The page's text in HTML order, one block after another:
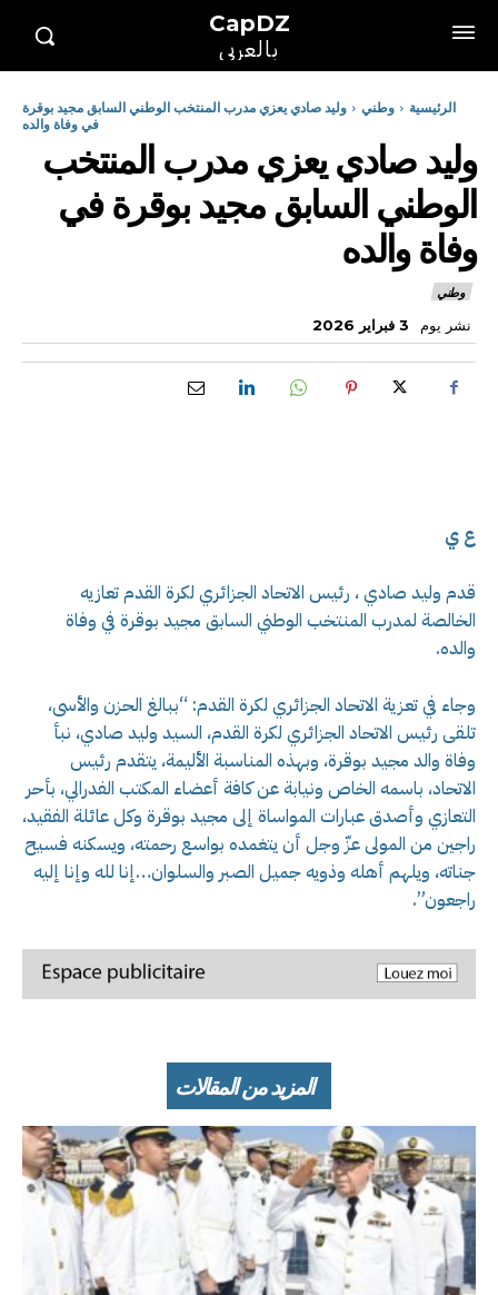
CapDZ
بالعربي
الرئيسية وطني
وليد صادي يعزي مدرب المنتخب الوطني السابق مجيد بوقرة
في وفاة والده
وليد صادي يعزي مدرب المنتخب
الوطني السابق مجيد بوقرة في
وفاة والده
وطني
نشر يوم 3 فبراير 2026
ع ي
قدم وليد صادي ، رئيس الاتحاد الجزائري لكرة القدم تعازيه
الخالصة لمدرب المنتخب الوطني السابق مجيد بوقرة في وفاة
والده.
وجاء في تعزية الاتحاد الجزائري لكرة القدم: “ببالغ الحزن والأسى،
تلقى رئيس الاتحاد الجزائري لكرة القدم، السيد وليد صادي، نبأ
وفاة والد مجيد بوقرة، وبهذه المناسبة الأليمة، يتقدم رئيس
الاتحاد، باسمه الخاص ونيابة عن كافة أعضاء المكتب الفدرالي، بأحر
التعازي وأصدق عبارات المواساة إلى مجيد بوقرة وكل عائلة الفقيد،
راجين من المولى عزّ وجل أن يتغمده بواسع رحمته، ويسكنه فسيح
جناته، ويلهم أهله وذويه جميل الصبر والسلوان…إنا لله وإنا إليه
راجعون”.
المزيد من المقالات